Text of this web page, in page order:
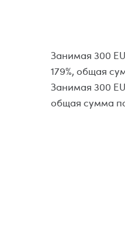
Занимая 300
179%, общая
Занимая 300
общая сумма